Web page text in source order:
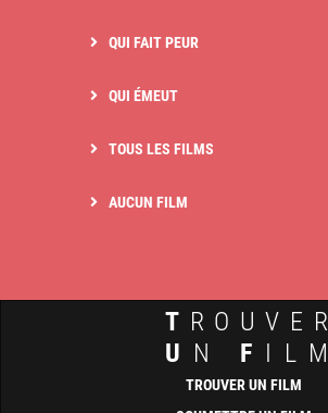
QUI FAIT PEUR
QUI ÉMEUT
TOUS LES FILMS
AUCUN FILM
T ROUVER
U N F ILM
TROUVER UN FILM